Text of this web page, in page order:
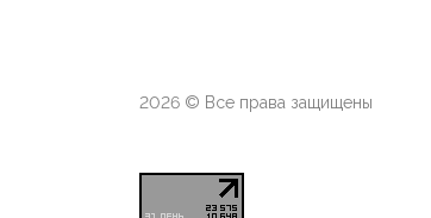
2026 © Все права защищены